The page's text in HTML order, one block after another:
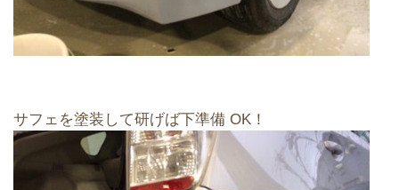
サフェを塗装して研げば下準備 OK！